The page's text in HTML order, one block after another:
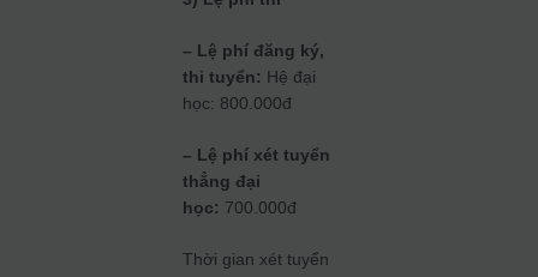
– Lệ phí đăng ký,
thi tuyển: Hệ đại
học: 800.000đ
– Lệ phí xét tuyển
thẳng đại
học: 700.000đ
Thời gian xét tuyển